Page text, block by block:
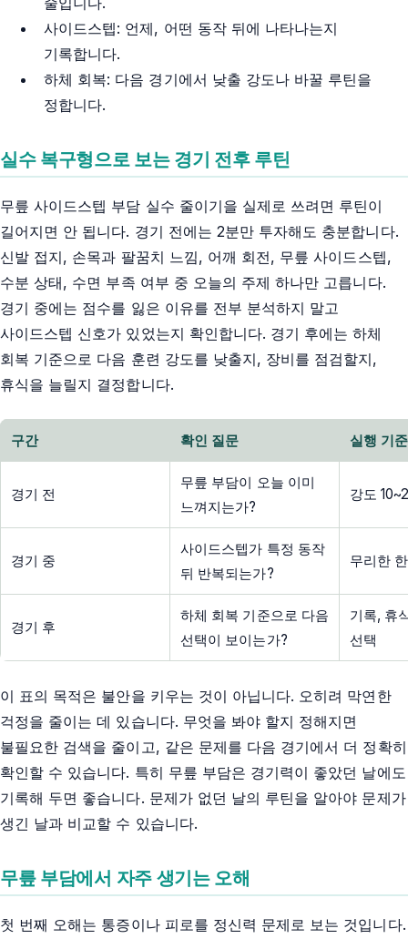
사이드스텝: 언제, 어떤 동작 뒤에 나타나는지
기록합니다.
하체 회복: 다음 경기에서 낮출 강도나 바꿀 루틴을
정합니다.
실수 복구형으로 보는 경기 전후 루틴
무릎 사이드스텝 부담 실수 줄이기을 실제로 쓰려면 루틴이
길어지면 안 됩니다. 경기 전에는 2분만 투자해도 충분합니다.
신발 접지, 손목과 팔꿈치 느낌, 어깨 회전, 무릎 사이드스텝,
수분 상태, 수면 부족 여부 중 오늘의 주제 하나만 고릅니다.
경기 중에는 점수를 잃은 이유를 전부 분석하지 말고
사이드스텝 신호가 있었는지 확인합니다. 경기 후에는 하체
회복 기준으로 다음 훈련 강도를 낮출지, 장비를 점검할지,
휴식을 늘릴지 결정합니다.
구간 확인 질문 실행 기준
경기 전
무릎 부담이 오늘 이미
느껴지는가?
강도
경기 중
사이드스텝가 특정 동작
뒤 반복되는가?
무리한
경기 후
하체 회복 기준으로 다음
선택이 보이는가?
기록, 휴
선택
이 표의 목적은 불안을 키우는 것이 아닙니다. 오히려 막연한
걱정을 줄이는 데 있습니다. 무엇을 봐야 할지 정해지면
불필요한 검색을 줄이고, 같은 문제를 다음 경기에서 더 정확히
확인할 수 있습니다. 특히 무릎 부담은 경기력이 좋았던 날에도
기록해 두면 좋습니다. 문제가 없던 날의 루틴을 알아야 문제가
생긴 날과 비교할 수 있습니다.
무릎 부담에서 자주 생기는 오해
첫 번째 오해는 통증이나 피로를 정신력 문제로 보는 것입니다.